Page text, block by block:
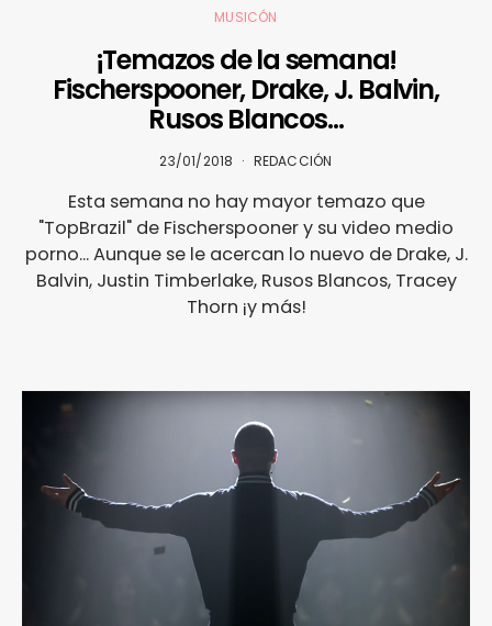
MUSICÓN
¡Temazos de la semana!
Fischerspooner, Drake, J. Balvin,
Rusos Blancos…
23/01/2018 REDACCIÓN
Esta semana no hay mayor temazo que
"TopBrazil" de Fischerspooner y su video medio
porno... Aunque se le acercan lo nuevo de Drake, J.
Balvin, Justin Timberlake, Rusos Blancos, Tracey
Thorn ¡y más!